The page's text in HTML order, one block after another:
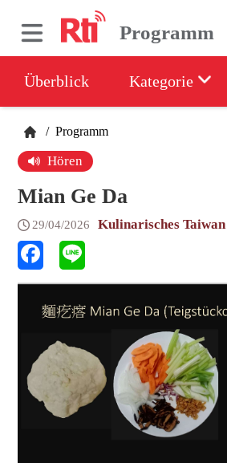
Programm
Überblick Kategorie
/ Programm
Hören
Mian Ge Da
29/04/2026 Kulinarisches Taiwan